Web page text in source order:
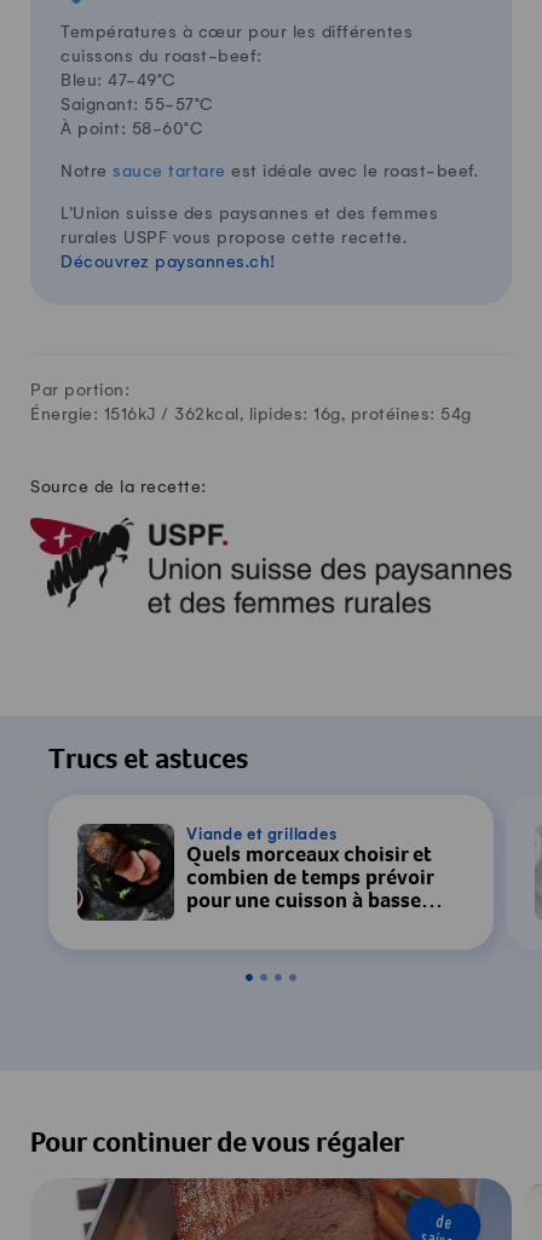
Températures à cœur pour les différentes
cuissons du roast-beef:
Bleu: 47-49°C
Saignant: 55-57°C
À point: 58-60°C
Notre sauce tartare est idéale avec le roast-beef.
L’Union suisse des paysannes et des femmes
rurales USPF vous propose cette recette.
Découvrez paysannes.ch!
Par portion:
Énergie: 1516kJ / 362 kcal, lipides: 16g, protéines: 54g
Source de la recette:
Trucs et astuces
Viande et grillades
Quels morceaux choisir et
combien de temps prévoir
pour une cuisson à basse
Pour continuer de vous régaler
de